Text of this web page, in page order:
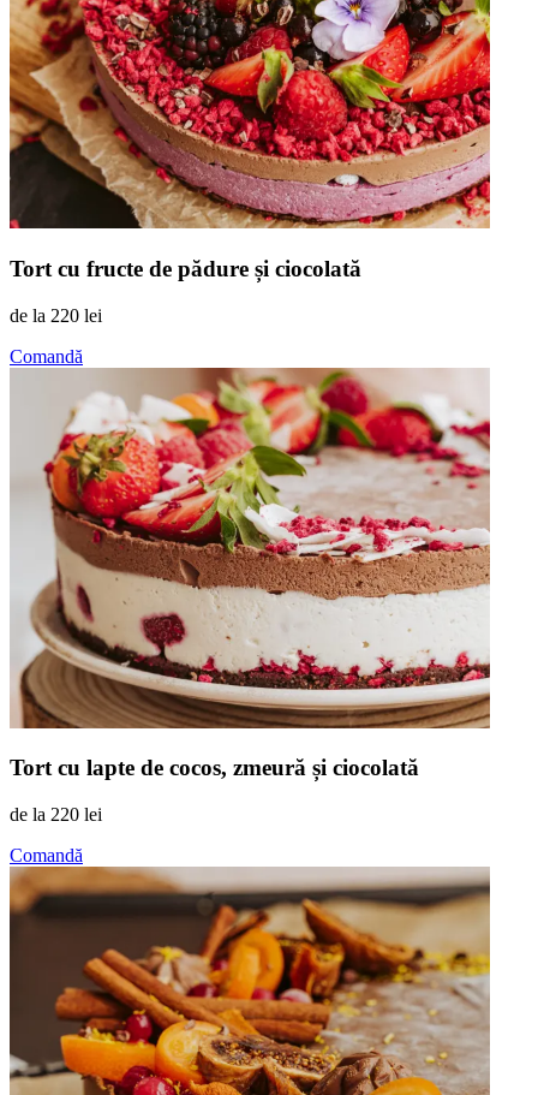
Tort cu fructe de pădure și ciocolată
de la 220 lei
Comandă
Tort cu lapte de cocos, zmeură și ciocolată
de la 220 lei
Comandă